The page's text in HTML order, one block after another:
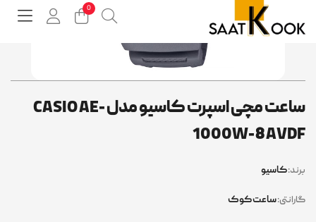
ساعت مچی اسپرت کاسیو مدل CASIO AE-
1000W-
کاسیو
ساعت کوک